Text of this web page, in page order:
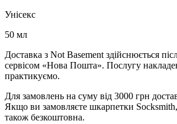
Унісекс
50 мл
Доставка з Not Basement здійснюється
сервісом «Нова Пошта». Послугу
практикуємо.
Для замовлень на суму від 3000 грн
Якщо ви замовляєте шкарпетки Socksmith,
також безкоштовна.